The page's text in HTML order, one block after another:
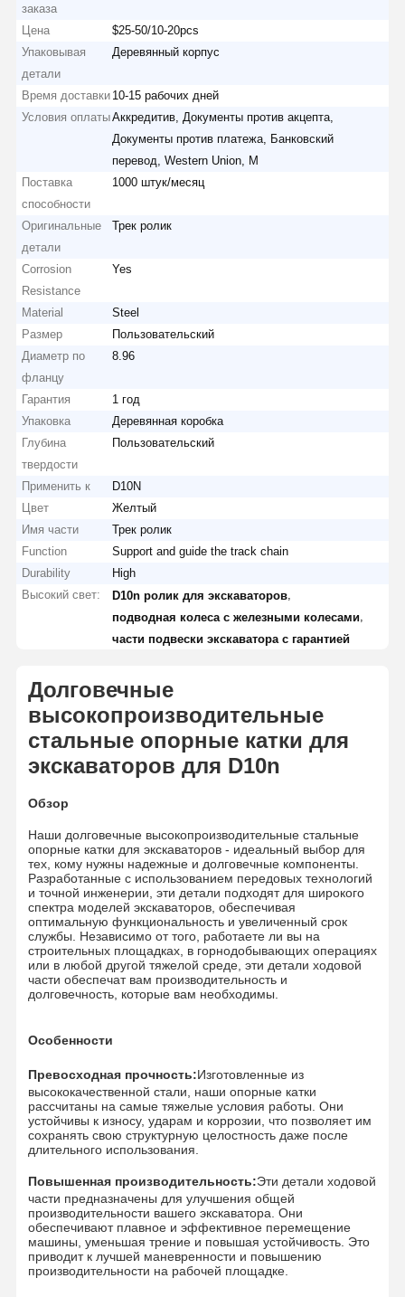
Главная
Страница
Продукция Ролики VR - Шоу
заказа
Цена
$25-50/10-20pcs
Упаковывая
детали
Деревянный корпус
Время доставки 10-15 рабочих дней
Условия оплатыАккредитив, Документы против акцепта,
Документы против платежа, Банковский
перевод, Western Union, M
Поставка
способности
1000 штук/месяц
Оригинальные
детали
Трек ролик
Corrosion
Resistance
Yes
Material
Steel
Размер
Пользовательский
Диаметр по
фланцу
8.96
Гарантия
1 год
Упаковка
Деревянная коробка
Глубина
твердости
Пользовательский
Применить к
D10N
Цвет
Желтый
Имя части
Трек ролик
Function
Support and guide the track chain
Durability
High
Высокий свет:
D10n ролик для экскаваторов
подводная колеса с железными колесами
части подвески экскаватора с гарантией
Долговечные
высокопроизводительные
стальные опорные катки для
экскаваторов для D10n
Обзор
Наши долговечные высокопроизводительные стальные
опорные катки для экскаваторов - идеальный выбор для
тех, кому нужны надежные и долговечные компоненты.
Разработанные с использованием передовых технологий
и точной инженерии, эти детали подходят для широкого
спектра моделей экскаваторов, обеспечивая
оптимальную функциональность и увеличенный срок
службы. Независимо от того, работаете ли вы на
строительных площадках, в горнодобывающих операциях
или в любой другой тяжелой среде, эти детали ходовой
части обеспечат вам производительность и
долговечность, которые вам необходимы.
Особенности
Превосходная прочность:Изготовленные из
высококачественной стали, наши опорные катки
рассчитаны на самые тяжелые условия работы. Они
устойчивы к износу, ударам и коррозии, что позволяет им
сохранять свою структурную целостность даже после
длительного использования.
Повышенная производительность:Эти детали ходовой
части предназначены для улучшения общей
производительности вашего экскаватора. Они
обеспечивают плавное и эффективное перемещение
машины, уменьшая трение и повышая устойчивость. Это
приводит к лучшей маневренности и повышению
производительности на рабочей площадке.